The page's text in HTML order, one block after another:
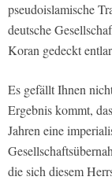
pseudoislamische
deutsche
Koran gedeckt
Es gefällt Ihnen
Ergebnis kommt,
Jahren eine
die sich diesem